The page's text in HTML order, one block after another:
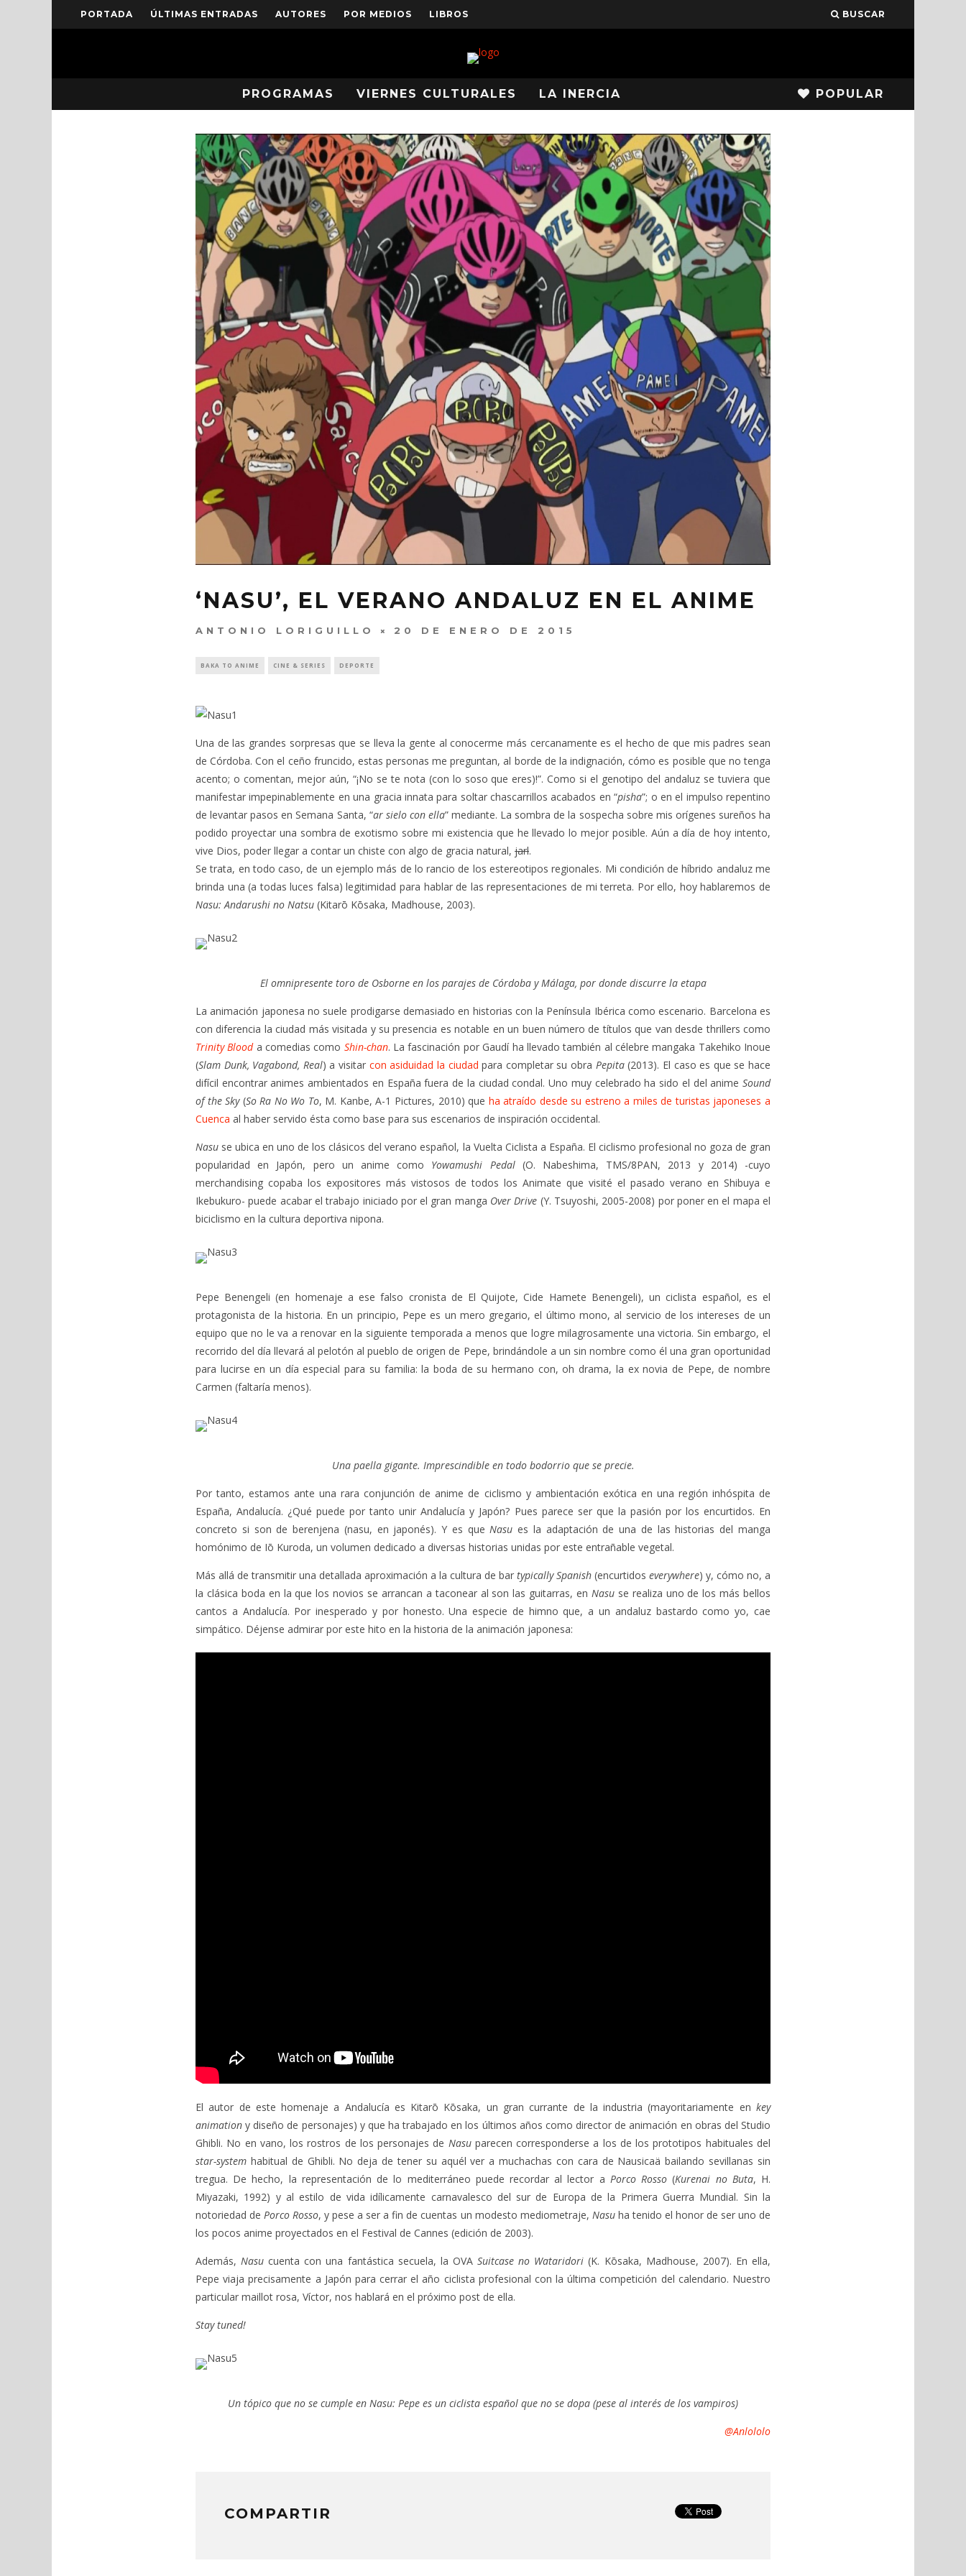
PORTADA ÚLTIMAS ENTRADAS AUTORES POR MEDIOS LIBROS BUSCAR
PROGRAMAS VIERNES CULTURALES LA INERCIA POPULAR
‘NASU’, EL VERANO ANDALUZ EN EL ANIME
ANTONIO LORIGUILLO 20 DE ENERO DE 2015
BAKA TO ANIME CINE & SERIES DEPORTE
Una de las grandes sorpresas que se lleva la gente al conocerme más cercanamente es el hecho de que mis padres sean
de Córdoba. Con el ceño fruncido, estas personas me preguntan, al borde de la indignación, cómo es posible que no tenga
acento; o comentan, mejor aún, “¡No se te nota (con lo soso que eres)!”. Como si el genotipo del andaluz se tuviera que
manifestar impepinablemente en una gracia innata para soltar chascarrillos acabados en “pisha”; o en el impulso repentino
de levantar pasos en Semana Santa, “ar sielo con ella” mediante. La sombra de la sospecha sobre mis orígenes sureños ha
podido proyectar una sombra de exotismo sobre mi existencia que he llevado lo mejor posible. Aún a día de hoy intento,
vive Dios, poder llegar a contar un chiste con algo de gracia natural, jarl.
Se trata, en todo caso, de un ejemplo más de lo rancio de los estereotipos regionales. Mi condición de híbrido andaluz me
brinda una (a todas luces falsa) legitimidad para hablar de las representaciones de mi terreta. Por ello, hoy hablaremos de
Nasu: Andarushi no Natsu (Kitarō Kōsaka, Madhouse, 2003).
El omnipresente toro de Osborne en los parajes de Córdoba y Málaga, por donde discurre la etapa
La animación japonesa no suele prodigarse demasiado en historias con la Península Ibérica como escenario. Barcelona es
con diferencia la ciudad más visitada y su presencia es notable en un buen número de títulos que van desde thrillers como
Trinity Blooda comedias como Shin-chan. La fascinación por Gaudí ha llevado también al célebre mangaka Takehiko Inoue
(Slam Dunk, Vagabond, Real) a visitar con asiduidad la ciudad para completar su obra Pepita(2013). El caso es que se hace
difícil encontrar animes ambientados en España fuera de la ciudad condal. Uno muy celebrado ha sido el del anime Sound
of the Sky(So Ra No Wo To, M. Kanbe, A-1 Pictures, 2010) que ha atraído desde su estreno a miles de turistas japoneses a
Cuenca al haber servido ésta como base para sus escenarios de inspiración occidental.
Nasu se ubica en uno de los clásicos del verano español, la Vuelta Ciclista a España. El ciclismo profesional no goza de gran
popularidad en Japón, pero un anime como Yowamushi Pedal(O. Nabeshima, TMS/8PAN, 2013 y 2014) -cuyo
merchandising copaba los expositores más vistosos de todos los Animate que visité el pasado verano en Shibuya e
Ikebukuro- puede acabar el trabajo iniciado por el gran manga Over Drive (Y. Tsuyoshi, 2005-2008) por poner en el mapa el
biciclismo en la cultura deportiva nipona.
Pepe Benengeli (en homenaje a ese falso cronista de El Quijote, Cide Hamete Benengeli), un ciclista español, es el
protagonista de la historia. En un principio, Pepe es un mero gregario, el último mono, al servicio de los intereses de un
equipo que no le va a renovar en la siguiente temporada a menos que logre milagrosamente una victoria. Sin embargo, el
recorrido del día llevará al pelotón al pueblo de origen de Pepe, brindándole a un sin nombre como él una gran oportunidad
para lucirse en un día especial para su familia: la boda de su hermano con, oh drama, la ex novia de Pepe, de nombre
Carmen (faltaría menos).
Una paella gigante. Imprescindible en todo bodorrio que se precie.
Por tanto, estamos ante una rara conjunción de anime de ciclismo y ambientación exótica en una región inhóspita de
España, Andalucía. ¿Qué puede por tanto unir Andalucía y Japón? Pues parece ser que la pasión por los encurtidos. En
concreto si son de berenjena (nasu, en japonés). Y es queNasu es la adaptación de una de las historias del manga
homónimo de Iō Kuroda, un volumen dedicado a diversas historias unidas por este entrañable vegetal.
Más allá de transmitir una detallada aproximación a la cultura de bar typically Spanish (encurtidos everywhere) y, cómo no, a
la clásica boda en la que los novios se arrancan a taconear al son las guitarras, en Nasuse realiza uno de los más bellos
cantos a Andalucía. Por inesperado y por honesto. Una especie de himno que, a un andaluz bastardo como yo, cae
simpático. Déjense admirar por este hito en la historia de la animación japonesa:
El autor de este homenaje a Andalucía es Kitarō Kōsaka, un gran currante de la industria (mayoritariamente en key
animation y diseño de personajes) y que ha trabajado en los últimos años como director de animación en obras del Studio
Ghibli. No en vano, los rostros de los personajes de Nasuparecen corresponderse a los de los prototipos habituales del
star-system habitual de Ghibli. No deja de tener su aquél ver a muchachas con cara de Nausicaä bailando sevillanas sin
tregua. De hecho, la representación de lo mediterráneo puede recordar al lector a Porco Rosso (Kurenai no Buta, H.
Miyazaki, 1992) y al estilo de vida idílicamente carnavalesco del sur de Europa de la Primera Guerra Mundial. Sin la
notoriedad dePorco Rosso, y pese a ser a fin de cuentas un modesto mediometraje, Nasuha tenido el honor de ser uno de
los pocos anime proyectados en el Festival de Cannes (edición de 2003).
Además,Nasu cuenta con una fantástica secuela, la OVASuitcase no Wataridori (K. Kōsaka, Madhouse, 2007). En ella,
Pepe viaja precisamente a Japón para cerrar el año ciclista profesional con la última competición del calendario. Nuestro
particular maillot rosa, Víctor, nos hablará en el próximo post de ella.
Stay tuned!
Un tópico que no se cumple en Nasu: Pepe es un ciclista español que no se dopa (pese al interés de los vampiros)
@Anlololo
COMPARTIR